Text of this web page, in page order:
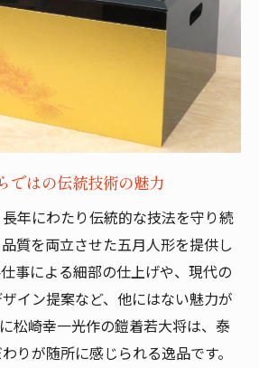
ではの伝統技術の魅力
年にわたり伝統的な技法を守り続
質を両立させた五月人形を提供し
事による細部の仕上げや、現代の
イン提案など、他にはない魅力が
松崎幸一光作の鎧着若大将は、泰
りが随所に感じられる逸品です。